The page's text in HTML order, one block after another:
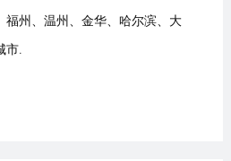
福州、温州、金华、哈尔滨、大
市.